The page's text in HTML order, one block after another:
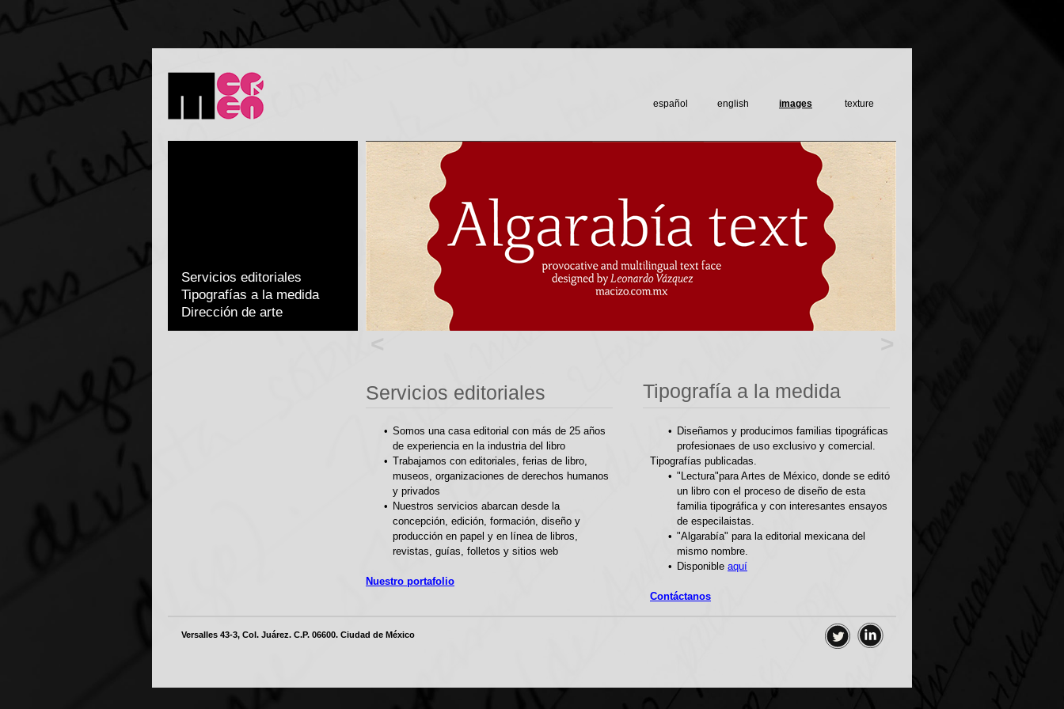
español english images texture
Servicios editoriales
Tipografías a la medida
Dirección de arte
Servicios editoriales Tipografía a la medida
Somos una casa editorial con más de 25 años
de experiencia en la industria del libro
Trabajamos con editoriales, ferias de libro,
museos, organizaciones de derechos humanos
y privados
Nuestros servicios abarcan desde la
concepción, edición, formación, diseño y
producción en papel y en línea de libros,
revistas, guías, folletos y sitios web
Nuestro portafolio
Diseñamos y producimos familias tipográficas
profesionaes de uso exclusivo y comercial.
Tipografías publicadas.
"Lectura"para Artes de México, donde se editó
un libro con el proceso de diseño de esta
familia tipográfica y con interesantes ensayos
de especilaistas.
"Algarabía" para la editorial mexicana del
mismo nombre.
Disponible aquí
Contáctanos
Versalles 43-3, Col. Juárez. C.P. 06600. Ciudad de México